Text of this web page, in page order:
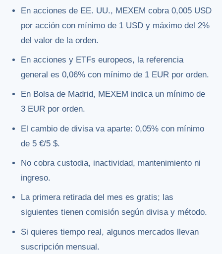
En acciones de EE. UU., MEXEM cobra 0,005 USD
por acción con mínimo de 1 USD y máximo del 2%
del valor de la orden.
En acciones y ETFs europeos, la referencia
general es 0,06% con mínimo de 1 EUR por orden.
En Bolsa de Madrid, MEXEM indica un mínimo de
3 EUR por orden.
El cambio de divisa va aparte: 0,05% con mínimo
de 5 €/5 $.
No cobra custodia, inactividad, mantenimiento ni
ingreso.
La primera retirada del mes es gratis; las
siguientes tienen comisión según divisa y método.
Si quieres tiempo real, algunos mercados llevan
suscripción mensual.